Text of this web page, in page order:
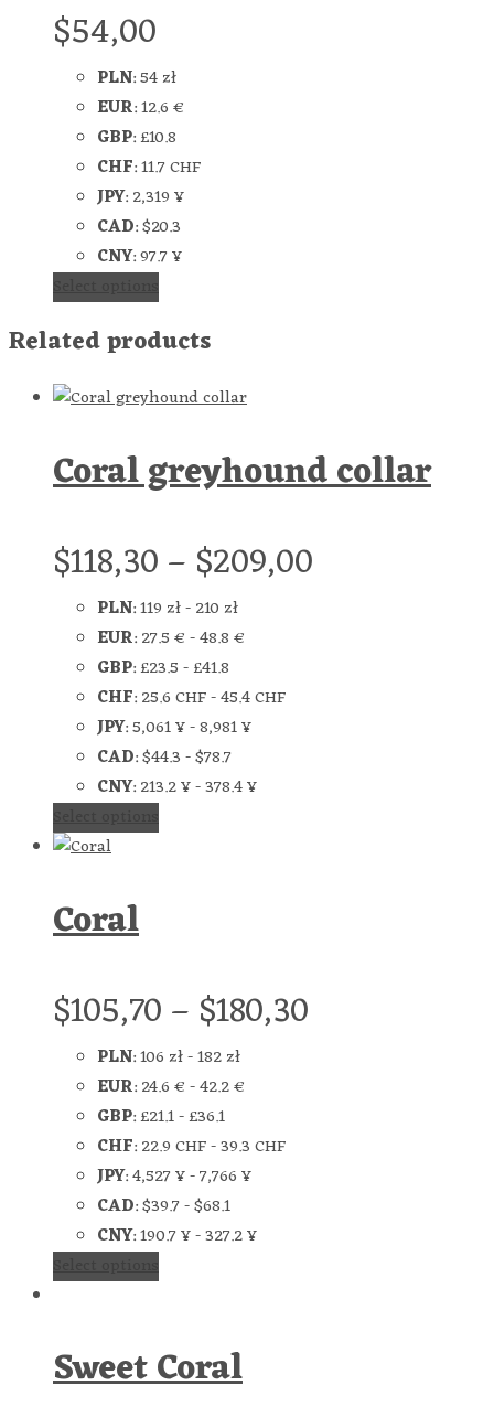
$54,00
PLN:54 zł
EUR:12.6 €
GBP:£10.8
CHF:11.7 CHF
JPY:2,319 ¥
CAD:$20.3
CNY:97.7 ¥
Related products
Coral greyhound collar
$118,30–$209,00
PLN:119 zł-210 zł
EUR:27.5 €-48.8 €
GBP:£23.5-£41.8
CHF:25.6 CHF-45.4 CHF
JPY:5,061 ¥-8,981 ¥
CAD:$44.3-$78.7
CNY:213.2 ¥-378.4 ¥
Coral
$105,70–$180,30
PLN:106 zł-182 zł
EUR:24.6 €-42.2 €
GBP:£21.1-£36.1
CHF:22.9 CHF-39.3 CHF
JPY:4,527 ¥-7,766 ¥
CAD:$39.7-$68.1
CNY:190.7 ¥-327.2 ¥
Sweet Coral